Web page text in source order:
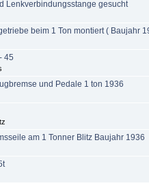
Lenkverbindungsstange gesucht
beim 1 Ton montiert ( Baujahr
45
und Pedale 1 ton 1936
am 1 Tonner Blitz Baujahr 1936